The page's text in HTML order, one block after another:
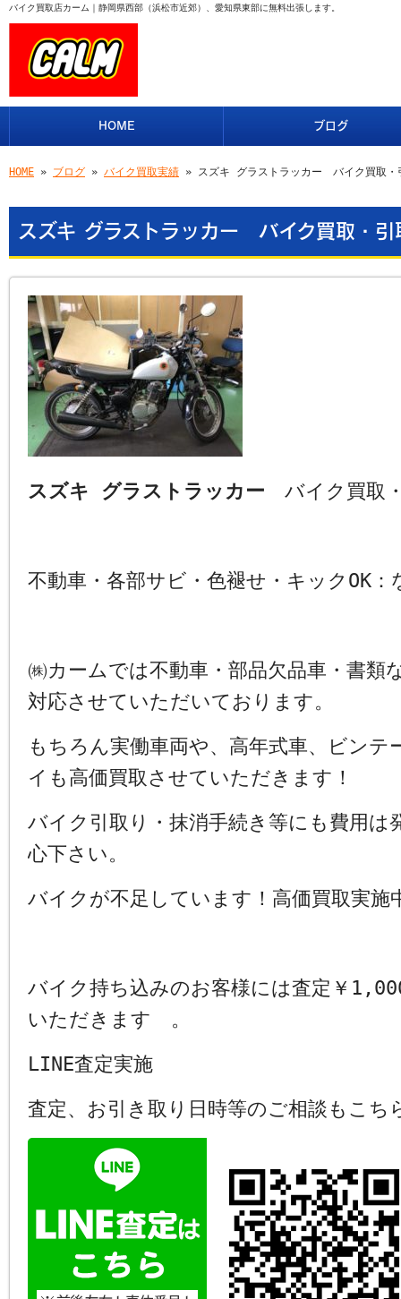
バイク買取店カーム｜静岡県西部（浜松市近郊）、愛知県東部に無料出張します。
HOME ブログ
HOME » ブログ » バイク買取実績 » スズキ グラストラッカー バイク買取
スズキ グラストラッカー バイク買取・
スズキ グラストラッカー バイク買取
不動車・各部サビ・色褪せ・キックOK
㈱カームでは不動車・部品欠品車・書類
対応させていただいております。
もちろん実働車両や、高年式車、ビンテ
イも高価買取させていただきます！
バイク引取り・抹消手続き等にも費用は
心下さい。
バイクが不足しています！高価買取実施
バイク持ち込みのお客様には査定￥
いただきます 。
LINE査定実施
査定、お引き取り日時等のご相談もこち